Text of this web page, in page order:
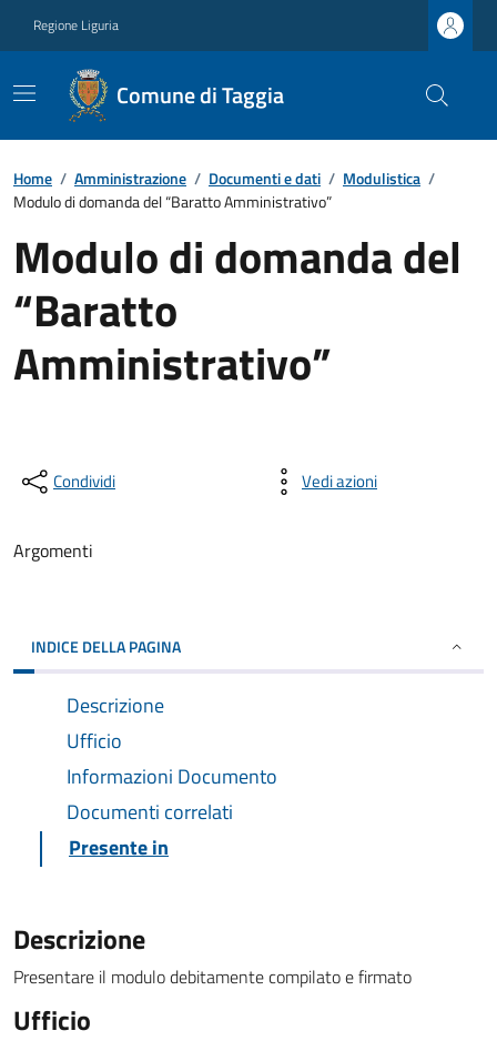
Regione Liguria
Comune di Taggia
Home / Amministrazione / Documenti e dati / Modulistica /
Modulo di domanda del “Baratto Amministrativo”
Modulo di domanda del
“Baratto
Amministrativo”
Condividi Vedi azioni
Argomenti
INDICE DELLA PAGINA
Descrizione
Ufficio
Informazioni Documento
Documenti correlati
Presente in
Descrizione
Presentare il modulo debitamente compilato e firmato
Ufficio